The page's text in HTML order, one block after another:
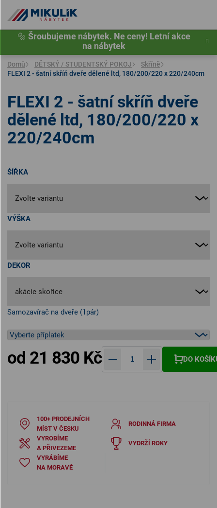
obsah
🔩 Šroubujeme nábytek. Ne ceny! Letní akce
na nábytek
Domů DĚTSKÝ / STUDENTSKÝ POKOJ
Skříně
FLEXI 2 - šatní skříň dveře dělené ltd, 180/200/220 x 220/240cm
ŠÍŘKA
VÝŠKA
DEKOR
Samozavírač na dveře (1pár)
od 21 830 Kč DO
FLEXI 2 - šatní skříň dveře
dělené ltd, 180/200/220 x
220/240cm
100+ PRODEJNÍCH
MÍST V ČESKU
RODINNÁ FIRMA
VYROBÍME
A PŘIVEZEME
VYDRŽÍ ROKY
VYRÁBÍME
NA MORAVĚ